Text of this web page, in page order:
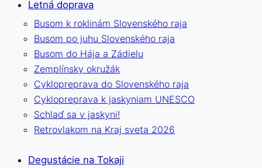
Letná doprava
Busom k roklinám Slovenského raja
Busom po juhu Slovenského raja
Busom do Hája a Zádielu
Zemplínsky okružák
Cyklopreprava do Slovenského raja
Cyklopreprava k jaskyniam UNESCO
Schlaď sa v jaskyni!
Retrovlakom na Kraj sveta 2026
Degustácie na Tokaji